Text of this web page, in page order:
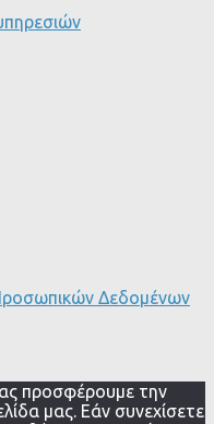
Δεδομένων
προσφέρουμε την
μας. Εάν συνεχίσετε